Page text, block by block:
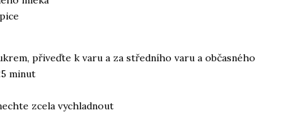
přiveďte k varu a za středního varu a občasného
minut
zcela vychladnout